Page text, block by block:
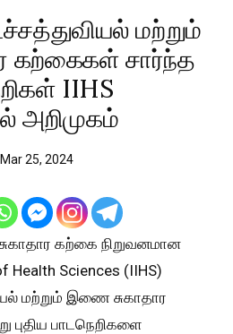
மற்றும்
கற்கைகள் சார்ந்த
IIHS
அறிமுகம்
Mar 25, 2024
கற்கை நிறுவனமான
Health Sciences (IIHS)
மற்றும் இணை சுகாதார
புதிய பாடநெறிகளை